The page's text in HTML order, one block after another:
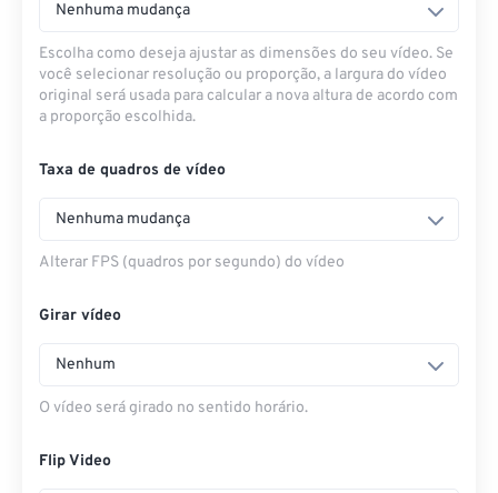
Nenhuma mudança
Escolha como deseja ajustar as dimensões do seu vídeo. Se
você selecionar resolução ou proporção, a largura do vídeo
original será usada para calcular a nova altura de acordo com
a proporção escolhida.
Taxa de quadros de vídeo
Nenhuma mudança
Alterar FPS (quadros por segundo) do vídeo
Girar vídeo
Nenhum
O vídeo será girado no sentido horário.
Flip Video